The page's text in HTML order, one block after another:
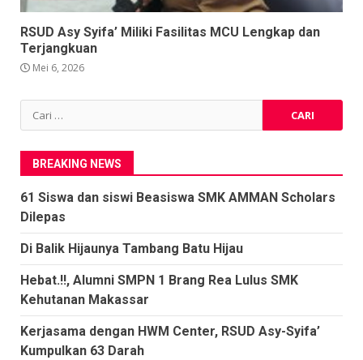
RSUD Asy Syifa’ Miliki Fasilitas MCU Lengkap dan
Terjangkuan
Mei 6, 2026
Cari
untuk:
BREAKING NEWS
61 Siswa dan siswi Beasiswa SMK AMMAN Scholars
Dilepas
Di Balik Hijaunya Tambang Batu Hijau
Hebat.!!, Alumni SMPN 1 Brang Rea Lulus SMK
Kehutanan Makassar
Kerjasama dengan HWM Center, RSUD Asy-Syifa’
Kumpulkan 63 Darah